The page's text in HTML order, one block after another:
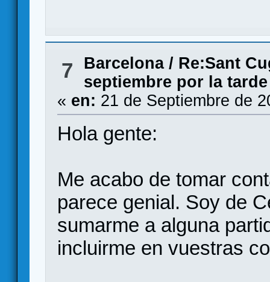
7 Barcelona/ Re:Sant
septiembre por la tarde
« en: 21 de Septiembre de
Hola gente:
Me acabo de tomar
parece genial. Soy de
sumarme a alguna
incluirme en vuestras